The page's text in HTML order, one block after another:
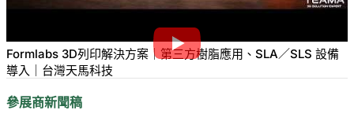
Formlabs 3D列印解決方案｜第三方樹脂應用、SLA／SLS 設備
導入｜台灣天馬科技
參展商新聞稿